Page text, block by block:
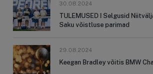
30.08.2024
TULEMUSED I Selgusid
Saku võistluse parimad
29.08.2024
Keegan Bradley võitis BMW